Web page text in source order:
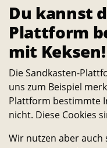
Über
Die Sandkasten-
daran haben, das
Stadt noch
Alle Studierenden,
und selbst
Du kannst
Plattform
mit Keksen!
Die Sandkasten-
uns zum Beispiel
Plattform bestimmte
nicht. Diese Cookies
Wir nutzen aber auch